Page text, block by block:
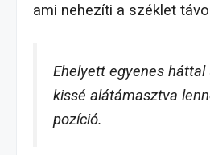
ami nehezíti a széklet
Ehelyett egyenes háttal
kissé alátámasztva
pozíció.